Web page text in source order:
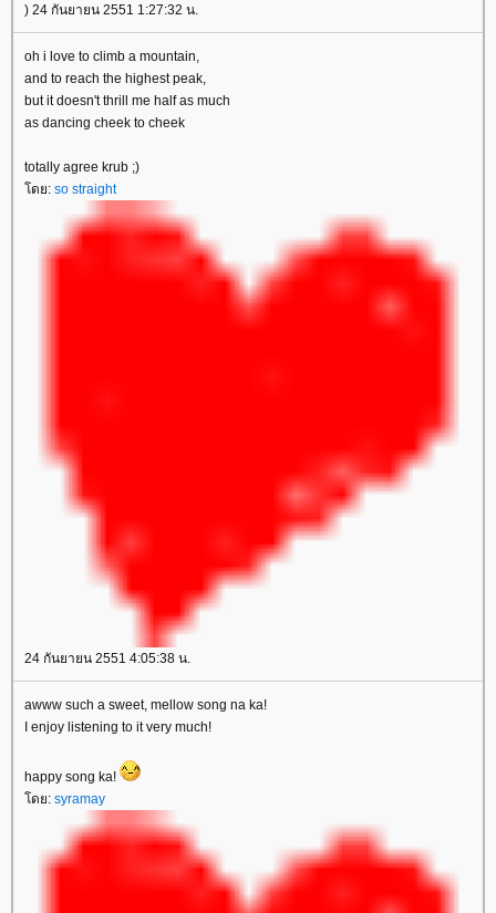
) 24 กันยายน 2551 1:27:32 น.
oh i love to climb a mountain,
and to reach the highest peak,
but it doesn't thrill me half as much
as dancing cheek to cheek
totally agree krub ;)
ดย: so straight
24 กันยายน 2551 4:05:38 น.
awww such a sweet, mellow song na ka!
I enjoy listening to it very much!
happy song ka!
ดย: syramay